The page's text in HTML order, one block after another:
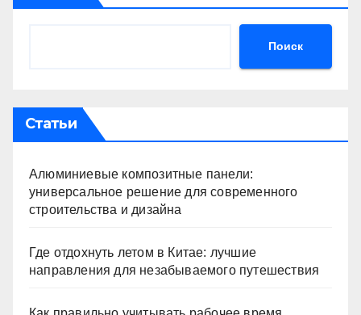
Поиск
Статьи
Алюминиевые композитные панели:
универсальное решение для современного
строительства и дизайна
Где отдохнуть летом в Китае: лучшие
направления для незабываемого путешествия